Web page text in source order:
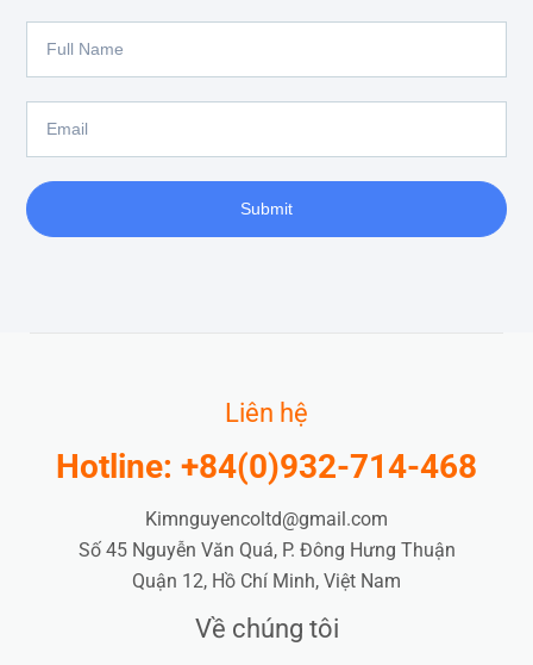
Submit
Liên hệ
Hotline: +84(0)932-714-468
Kimnguyencoltd@gmail.com
Số 45 Nguyễn Văn Quá, P. Đông Hưng Thuận
Quận 12, Hồ Chí Minh, Việt Nam
Về chúng tôi